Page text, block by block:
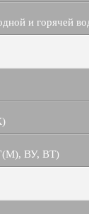
и горячей
ВУ, ВТ)